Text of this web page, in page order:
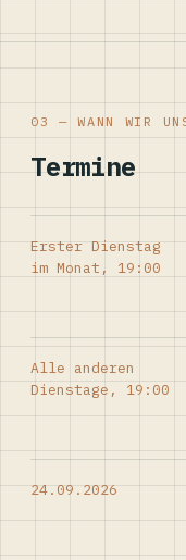
03 — WANN WIR
Termine
Erster Dienstag
im Monat, 19:00
Alle anderen
Dienstage, 19:00
24.09.2026